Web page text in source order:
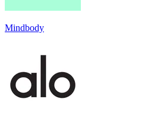
Mindbody